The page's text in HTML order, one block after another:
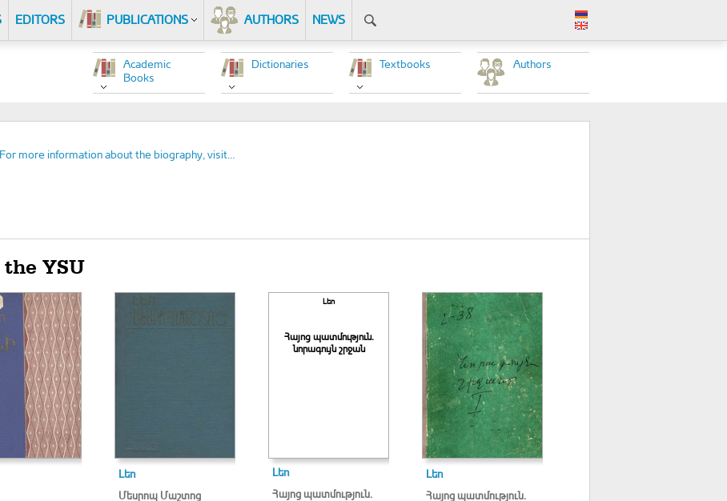
EDITORS PUBLICATIONS AUTHORS NEWS
Authors
Textbooks
Dictionaries
Academic
Books
For more information about the biography, visit…
YSU
Լեո
Մեսրոպ Մաշտոց
Լեո
Հայոց պատմություն.
նորագույն շրջան
Լեո
Հայոց պատմություն.
Լեո
Հայոց պատմություն.